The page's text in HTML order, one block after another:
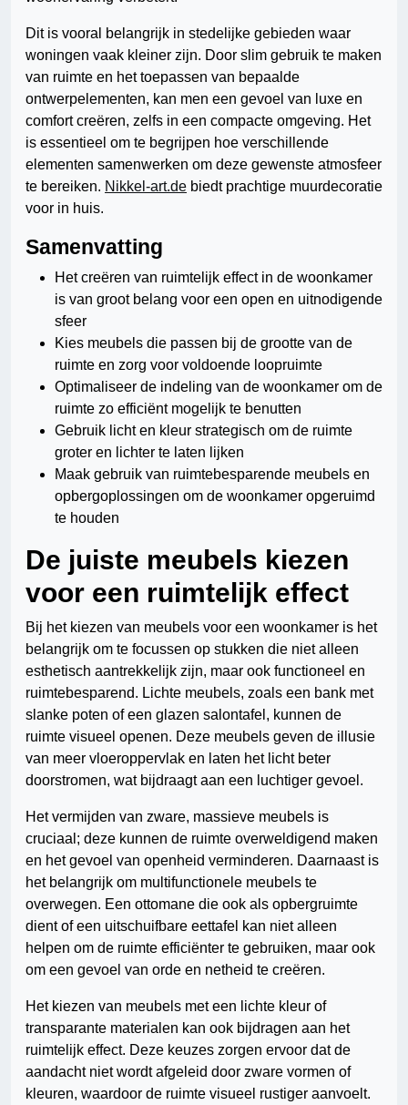
Dit is vooral belangrijk in stedelijke gebieden waar
woningen vaak kleiner zijn. Door slim gebruik te maken
van ruimte en het toepassen van bepaalde
ontwerpelementen, kan men een gevoel van luxe en
comfort creëren, zelfs in een compacte omgeving. Het
is essentieel om te begrijpen hoe verschillende
elementen samenwerken om deze gewenste atmosfeer
te bereiken. Nikkel-art.de biedt prachtige muurdecoratie
voor in huis.
Samenvatting
Het creëren van ruimtelijk effect in de woonkamer
is van groot belang voor een open en uitnodigende
sfeer
Kies meubels die passen bij de grootte van de
ruimte en zorg voor voldoende loopruimte
Optimaliseer de indeling van de woonkamer om de
ruimte zo efficiënt mogelijk te benutten
Gebruik licht en kleur strategisch om de ruimte
groter en lichter te laten lijken
Maak gebruik van ruimtebesparende meubels en
opbergoplossingen om de woonkamer opgeruimd
te houden
De juiste meubels kiezen
voor een ruimtelijk effect
Bij het kiezen van meubels voor een woonkamer is het
belangrijk om te focussen op stukken die niet alleen
esthetisch aantrekkelijk zijn, maar ook functioneel en
ruimtebesparend. Lichte meubels, zoals een bank met
slanke poten of een glazen salontafel, kunnen de
ruimte visueel openen. Deze meubels geven de illusie
van meer vloeroppervlak en laten het licht beter
doorstromen, wat bijdraagt aan een luchtiger gevoel.
Het vermijden van zware, massieve meubels is
cruciaal; deze kunnen de ruimte overweldigend maken
en het gevoel van openheid verminderen. Daarnaast is
het belangrijk om multifunctionele meubels te
overwegen. Een ottomane die ook als opbergruimte
dient of een uitschuifbare eettafel kan niet alleen
helpen om de ruimte efficiënter te gebruiken, maar ook
om een gevoel van orde en netheid te creëren.
Het kiezen van meubels met een lichte kleur of
transparante materialen kan ook bijdragen aan het
ruimtelijk effect. Deze keuzes zorgen ervoor dat de
aandacht niet wordt afgeleid door zware vormen of
kleuren, waardoor de ruimte visueel rustiger aanvoelt.